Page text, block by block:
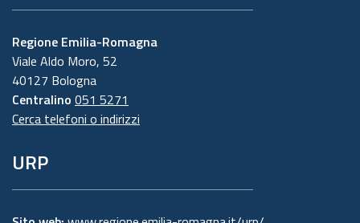
Regione Emilia-Romagna
Viale Aldo Moro, 52
40127 Bologna
Centralino 051 5271
Cerca telefoni o indirizzi
URP